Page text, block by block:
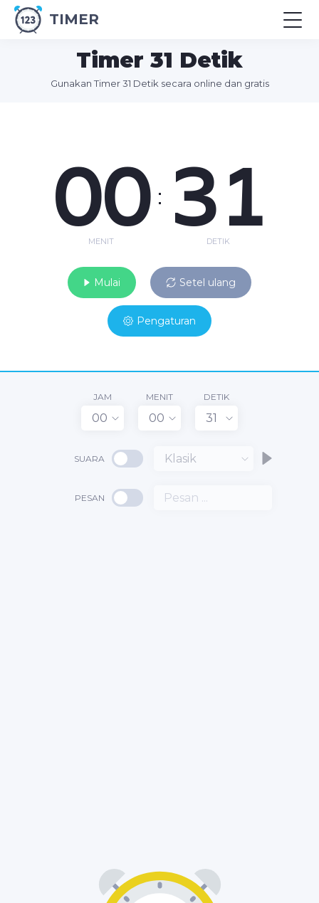
TIMER
Timer 31 Detik
Gunakan Timer 31 Detik secara online dan gratis
00
MENIT
: 31
DETIK
Mulai Setel ulang
Pengaturan
JAM
00
MENIT
00
DETIK
31
SUARA Klasik
PESAN